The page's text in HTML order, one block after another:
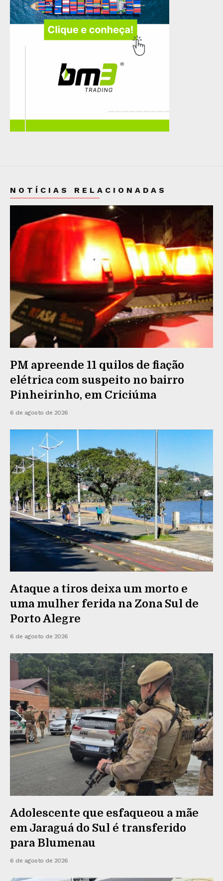
NOTÍCIAS RELACIONADAS
PM apreende 11 quilos de fiação
elétrica com suspeito no bairro
Pinheirinho, em Criciúma
6 de agosto de 2026
Ataque a tiros deixa um morto e
uma mulher ferida na Zona Sul de
Porto Alegre
6 de agosto de 2026
Adolescente que esfaqueou a mãe
em Jaraguá do Sul é transferido
para Blumenau
6 de agosto de 2026